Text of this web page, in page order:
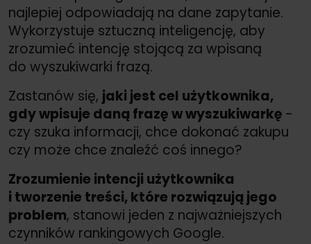
najlepiej odpowiadają na dane zapytanie.
Wykorzystuje sztuczną inteligencję, aby
zrozumieć intencję stojącą za wpisaną
do wyszukiwarki frazą.
Zastanów się, jaki jest cel użytkownika,
gdy wpisuje daną frazę w wyszukiwarkę -
czy szuka informacji, chce dokonać zakupu
czy może chce znaleźć coś innego?
Zrozumienie intencji użytkownika
i tworzenie treści, które rozwiązują jego
problem, stanowi jeden z najważniejszych
czynników rankingowych Google.